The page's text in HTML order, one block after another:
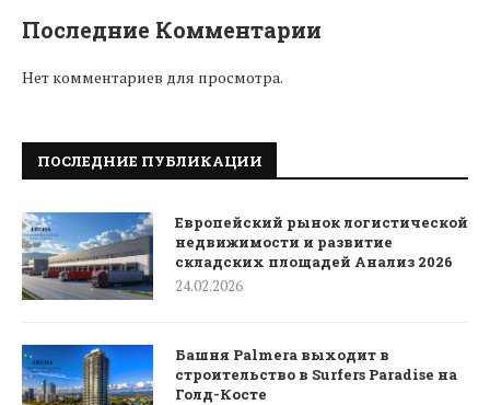
Последние Комментарии
Нет комментариев для просмотра.
ПОСЛЕДНИЕ ПУБЛИКАЦИИ
Европейский рынок логистической
недвижимости и развитие
складских площадей Анализ 2026
24.02.2026
Башня Palmera выходит в
строительство в Surfers Paradise на
Голд-Косте